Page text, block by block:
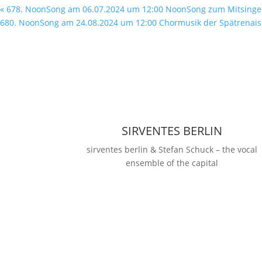
« 678. NoonSong am 06.07.2024 um 12:00 NoonSong zum
680. NoonSong am 24.08.2024 um 12:00 Chormusik der
SIRVENTES BERLIN
sirventes berlin & Stefan Schuck – the vocal
ensemble of the capital